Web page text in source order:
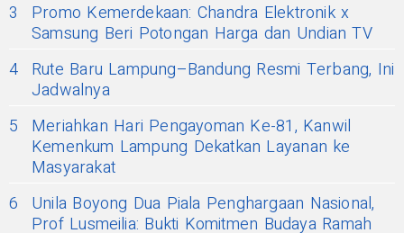
3
Promo Kemerdekaan: Chandra Elektronik x
Samsung Beri Potongan Harga dan Undian TV
4 Rute Baru Lampung–Bandung Resmi Terbang, Ini
Jadwalnya
5
Meriahkan Hari Pengayoman Ke-81, Kanwil
Kemenkum Lampung Dekatkan Layanan ke
Masyarakat
6
Unila Boyong Dua Piala Penghargaan Nasional,
Prof Lusmeilia: Bukti Komitmen Budaya Ramah